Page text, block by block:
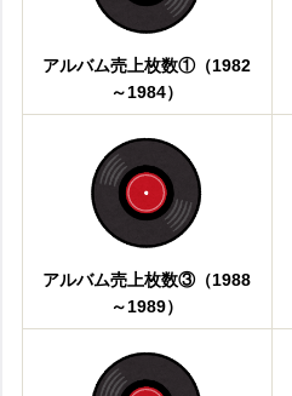
アルバム売上枚数①（1982
～1984）
アルバム売上枚数③（1988
～1989）